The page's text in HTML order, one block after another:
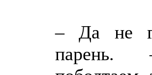
– Да не
парень.